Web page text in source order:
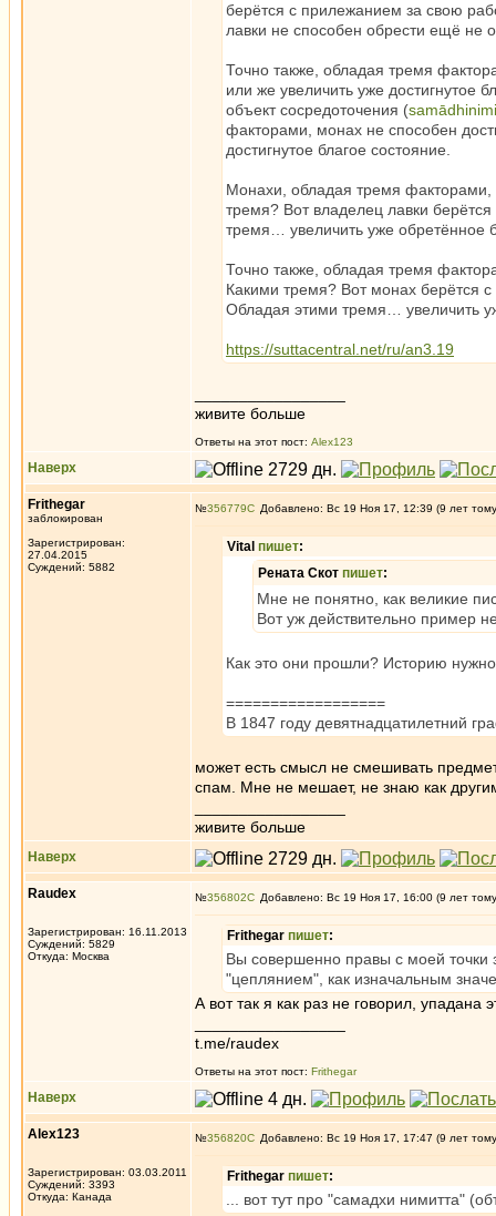
берётся с прилежанием за свою
лавки не способен обрести ещё не
Точно также, обладая тремя
или же увеличить уже достигнутое
объект сосредоточения (
факторами, монах не способен
достигнутое благое состояние.
Монахи, обладая тремя факторами,
тремя? Вот владелец лавки
тремя… увеличить уже обретённое
Точно также, обладая тремя
Какими тремя? Вот монах берётся
Обладая этими тремя… увеличить
https://suttacentral.net/ru/an3.19
живите больше
Ответы на этот пост: Alex123
Наверх
Frithegar
заблокирован
Зарегистрирован:
27.04.2015
Суждений: 5882
№356779 Добавлено: Вс 19 Ноя 17, 12:39 (9 лет
Vital пишет:
Рената Скот пишет:
Мне не понятно, как великие
Вот уж действительно пример
Как это они прошли? Историю
==================
В 1847 году девятнадцатилетний
может есть смысл не смешивать
спам. Мне не мешает, не знаю как
живите больше
Наверх
Raudex
Зарегистрирован: 16.11.2013
Суждений: 5829
Откуда: Москва
№356802 Добавлено: Вс 19 Ноя 17, 16:00 (9 лет
Frithegar пишет:
Вы совершенно правы с моей точки
"цеплянием", как изначальным
А вот так я как раз не говорил, упадана
t.me/raudex
Ответы на этот пост: Frithegar
Наверх
Alex123
Зарегистрирован: 03.03.2011
Суждений: 3393
Откуда: Канада
№356820 Добавлено: Вс 19 Ноя 17, 17:47 (9 лет
Frithegar пишет:
... вот тут про "самадхи нимитта"